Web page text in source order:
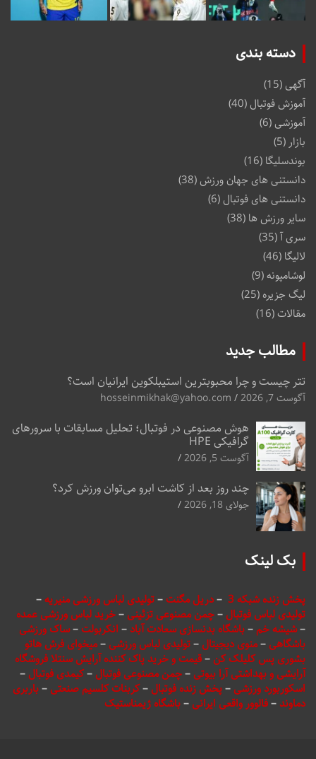
دسته بندی
آگهی(15)
آموزش فوتبال (40)
آموزشی(6)
بازار (5)
بوندسلیگا (16)
دانستنی های جهان ورزش(38)
دانستنی های فوتبال (6)
سایر ورزش ها (38)
سری آ(35)
لالیگا (46)
لوشامپونه(9)
لیگ جزیره (25)
مقالات(16)
مطالب جدید
تتر چیست و چرا محبوبترین استیبلکوین ایرانیان است؟
آگوست 7, 2026 hosseinmikhak@yahoo.com
هوش مصنوعی در فوتبال؛ تحلیل مسابقات با سرورهای
گرافیکی HPE
آگوست 5, 2026
چند روز بعد از کاشت ابرو می‌توان ورزش کرد؟
جولای 18, 2026
بک لینک
پخش زنده شبکه 3 –دریل مگنت–تولیدی لباس ورزشی منیریه–
تولیدی لباس فوتبال –چمن مصنوعی تزئینی –خرید لباس ورزشی عمده
–شیشه خم–باشگاه بدنسازی سعادت آباد – انکربولت–ساک ورزشی
باشگاهی –منوی دیجیتال –تولیدی لباس ورزشی –میخوای فرش هاتو
بشوری پس کلیلک کن –قیمت و خرید پاک کننده آرایش سنتلا فروشگاه
آرایشی و بهداشتی آرا بیوتی –چمن مصنوعی فوتبال –کیمدی فوتبال –
اسکوربورد ورزشی –پخش زنده فوتبال –کربنات کلسیم صنعتی –باربری
دماوند–فالوور واقعی ایرانی –باشگاه ژیمناستیک